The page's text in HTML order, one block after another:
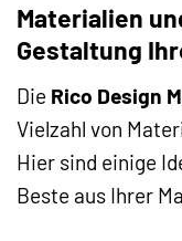
Materialien
Gestaltung
Die Rico Design
Vielzahl von
Hier sind einige
Beste aus Ihrer